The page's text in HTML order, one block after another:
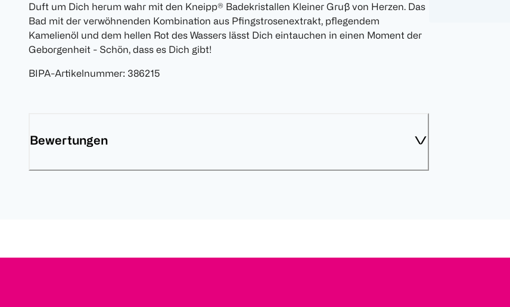
Duft um Dich herum wahr mit den Kneipp® Badekristallen Kleiner Gruß von Herzen. Das
Bad mit der verwöhnenden Kombination aus Pfingstrosenextrakt, pflegendem
Kamelienöl und dem hellen Rot des Wassers lässt Dich eintauchen in einen Moment der
Geborgenheit - Schön, dass es Dich gibt!
BIPA-Artikelnummer: 386215
Bewertungen